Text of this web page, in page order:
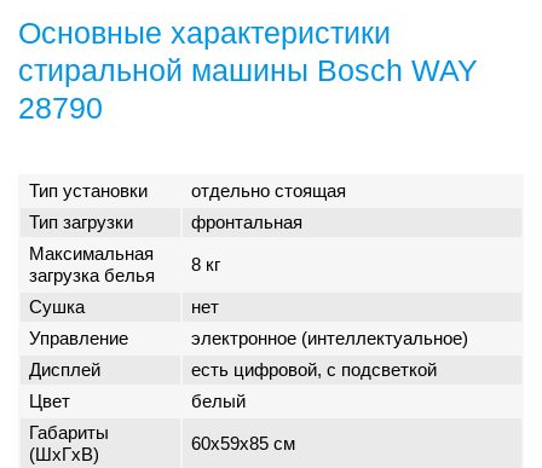
Основные характеристики
стиральной машины Bosch WAY
28790
Тип установки
отдельно стоящая
Тип загрузки
фронтальная
Максимальная
загрузка белья
8 кг
Сушка
нет
Управление
электронное (интеллектуальное)
Дисплей
есть цифровой, с подсветкой
Цвет
белый
Габариты
(ШxГxВ)
60x59x85 см